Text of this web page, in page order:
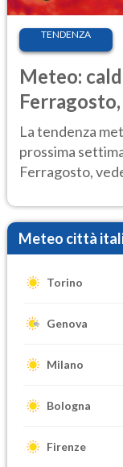
TENDENZA
Meteo:
Ecco dove
La tendenza
prossima
Ferragosto,
Meteo città
Torino
Genova
Milano
Bologna
Firenze